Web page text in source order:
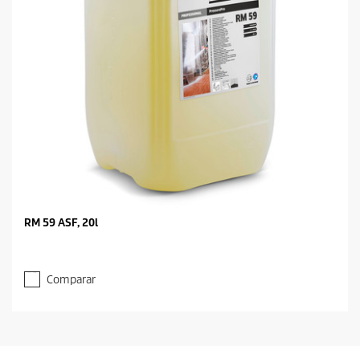
RM 59 ASF, 20l
Comparar